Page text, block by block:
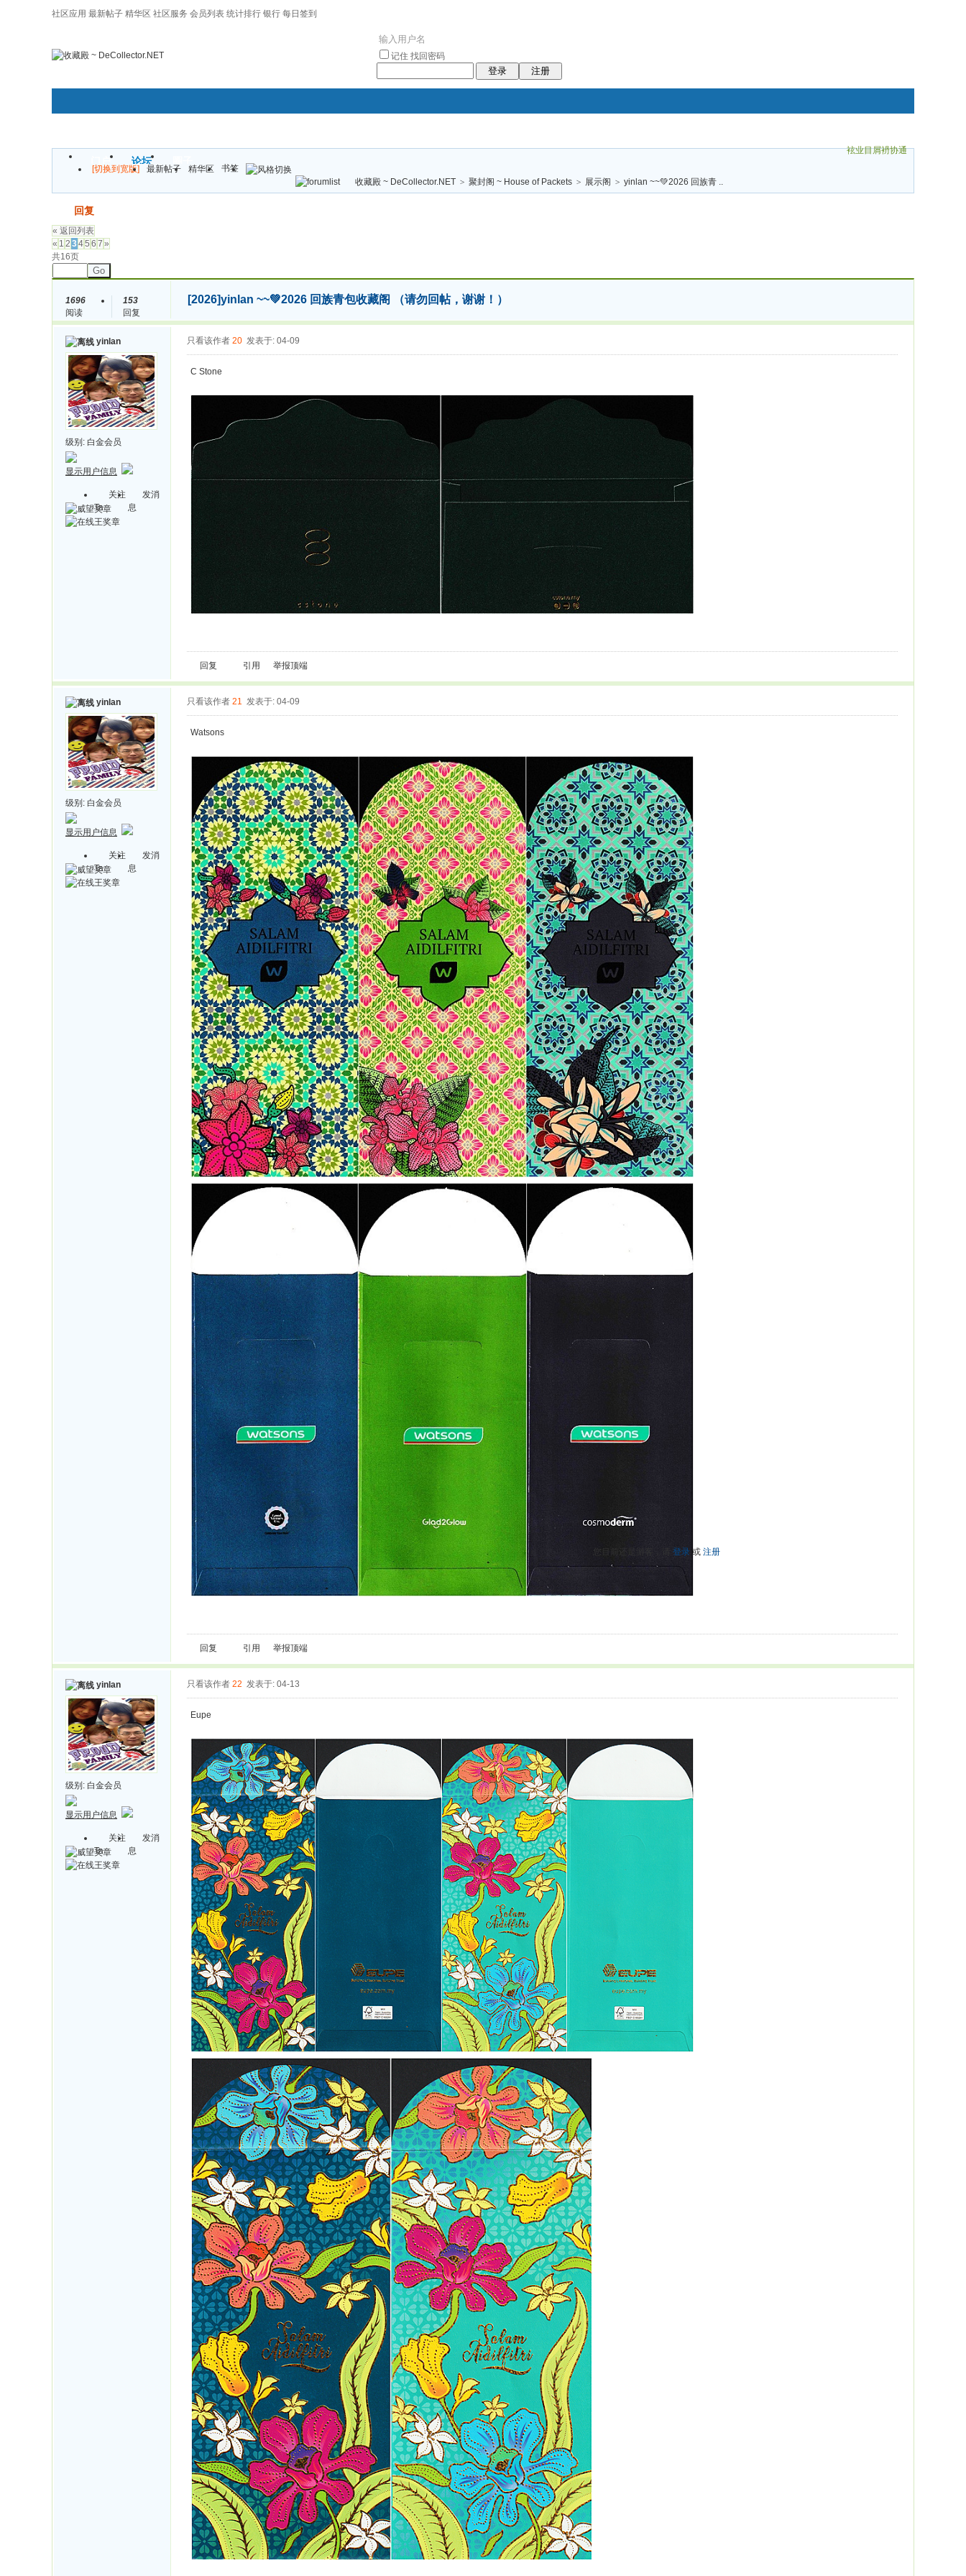
社区应用 最新帖子 精华区 社区服务 会员列表 统计排行 银行 每日签到
记住 找回密码
登录 注册
袨业目屑袇协通
门户 论坛
褔
袠袠袥眩褦
[切换到宽版] 最新帖子 精华区
书签
收藏殿 ~ DeCollector.NET > 聚封阁 ~ House of Packets > 展示阁 > yinlan ~~💚2026 回族青 ..
回复
« 返回列表
« 1 2 345 6 7 »
共16页
Go
1696
阅读
153
回复
[2026]yinlan ~~💚2026 回族青包收藏阁 （请勿回帖，谢谢！）
yinlan
级别: 白金会员
显示用户信息
关注
Ta
发消
息
只看该作者 20 发表于: 04-09
C Stone
回复 引用 举报顶端
yinlan
级别: 白金会员
显示用户信息
关注
Ta
发消
息
只看该作者 21 发表于: 04-09
Watsons
回复 引用 举报顶端
yinlan
级别: 白金会员
显示用户信息
关注
Ta
发消
息
只看该作者 22 发表于: 04-13
Eupe
您目前还是游客，请 登录或 注册